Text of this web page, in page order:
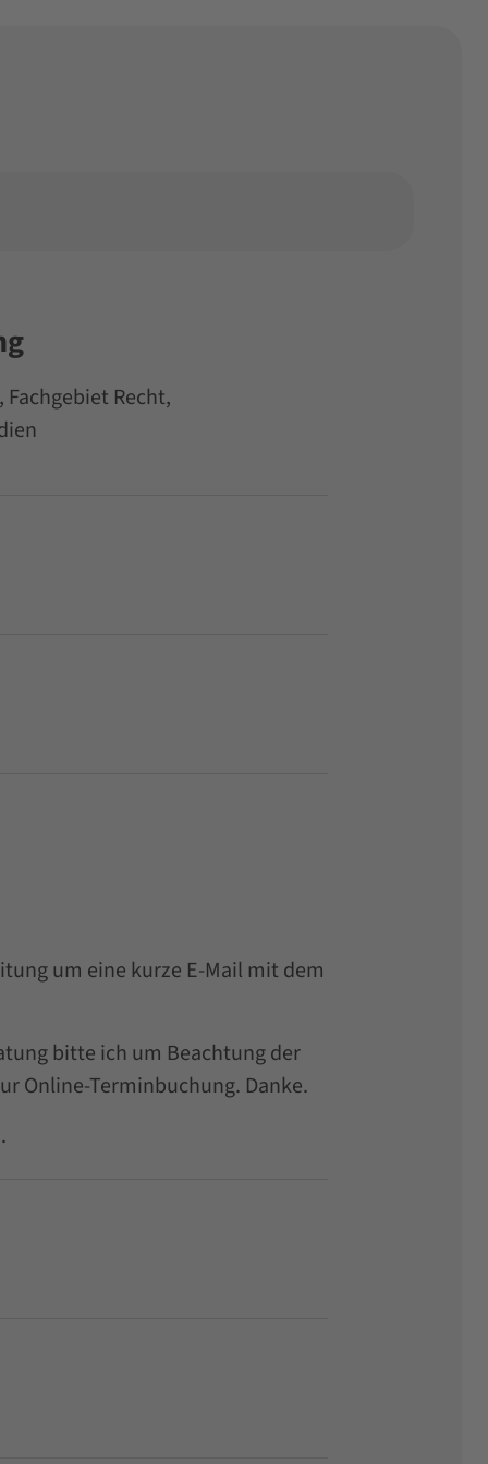
Recht,
um eine kurze E-Mail mit dem
bitte ich um Beachtung der
Online-Terminbuchung. Danke.